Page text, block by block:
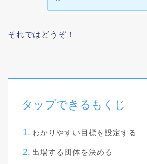
それではどうぞ！
タップできるもくじ
わかりやすい目標を設定する
出場する団体を決める